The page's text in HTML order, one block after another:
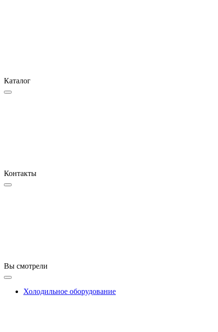
Каталог
Контакты
Вы смотрели
Холодильное оборудование